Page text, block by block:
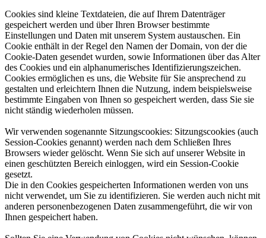
Cookies sind kleine Textdateien, die auf Ihrem Datenträger
gespeichert werden und über Ihren Browser bestimmte
Einstellungen und Daten mit unserem System austauschen. Ein
Cookie enthält in der Regel den Namen der Domain, von der die
Cookie-Daten gesendet wurden, sowie Informationen über das Alter
des Cookies und ein alphanumerisches Identifizierungszeichen.
Cookies ermöglichen es uns, die Website für Sie ansprechend zu
gestalten und erleichtern Ihnen die Nutzung, indem beispielsweise
bestimmte Eingaben von Ihnen so gespeichert werden, dass Sie sie
nicht ständig wiederholen müssen.​
Wir verwenden sogenannte Sitzungscookies: Sitzungscookies (auch
Session-Cookies genannt) werden nach dem Schließen Ihres
Browsers wieder gelöscht. Wenn Sie sich auf unserer Website in
einen geschützten Bereich einloggen, wird ein Session-Cookie
gesetzt.​
Die in den Cookies gespeicherten Informationen werden von uns
nicht verwendet, um Sie zu identifizieren. Sie werden auch nicht mit
anderen personenbezogenen Daten zusammengeführt, die wir von
Ihnen gespeichert haben.​